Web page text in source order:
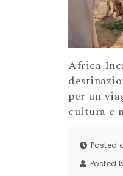
Africa
per un
cultura e
Posted
Posted